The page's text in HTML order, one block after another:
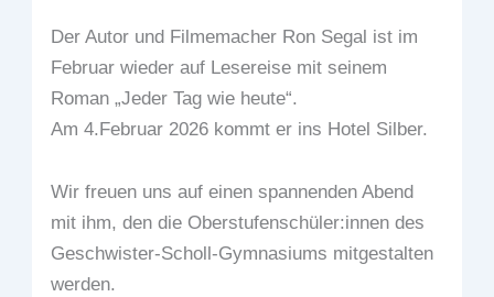
Der Autor und Filmemacher Ron Segal ist im
Februar wieder auf Lesereise mit seinem
Roman „Jeder Tag wie heute“.
Am 4.Februar 2026 kommt er ins Hotel Silber.
Wir freuen uns auf einen spannenden Abend
mit ihm, den die Oberstufenschüler:innen des
Geschwister-Scholl-Gymnasiums mitgestalten
werden.